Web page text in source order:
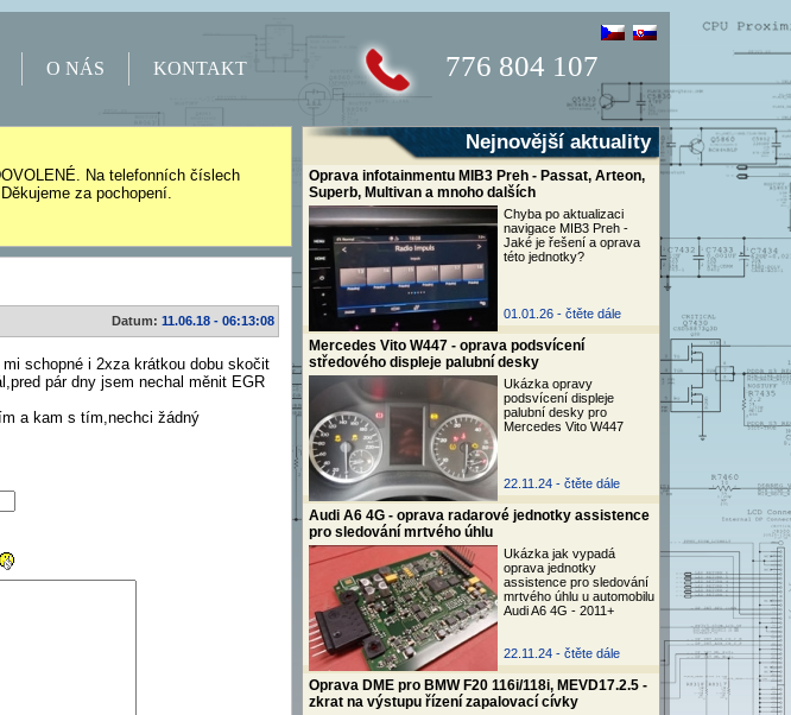
776 804 107
O NÁS KONTAKT
Nejnovější aktuality
Oprava infotainmentu MIB3 Preh - Passat, Arteon,
Superb, Multivan a mnoho dalších
Chyba po aktualizaci
navigace MIB3 Preh -
Jaké je řešení a oprava
této jednotky?
01.01.26 - čtěte dále
Mercedes Vito W447 - oprava podsvícení
středového displeje palubní desky
Ukázka opravy
podsvícení displeje
palubní desky pro
Mercedes Vito W447
22.11.24 - čtěte dále
Audi A6 4G - oprava radarové jednotky assistence
pro sledování mrtvého úhlu
Ukázka jak vypadá
oprava jednotky
assistence pro sledování
mrtvého úhlu u automobilu
Audi A6 4G - 2011+
22.11.24 - čtěte dále
Oprava DME pro BMW F20 116i/118i, MEVD17.2.5 -
zkrat na výstupu řízení zapalovací cívky
Na telefonních číslech
za pochopení.
Datum: 11.06.18 - 06:13:08
schopné i 2xza krátkou dobu skočit
pár dny jsem nechal měnit EGR
a kam s tím,nechci žádný